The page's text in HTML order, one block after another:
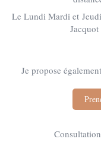
Le Lundi Mardi et
Je propose